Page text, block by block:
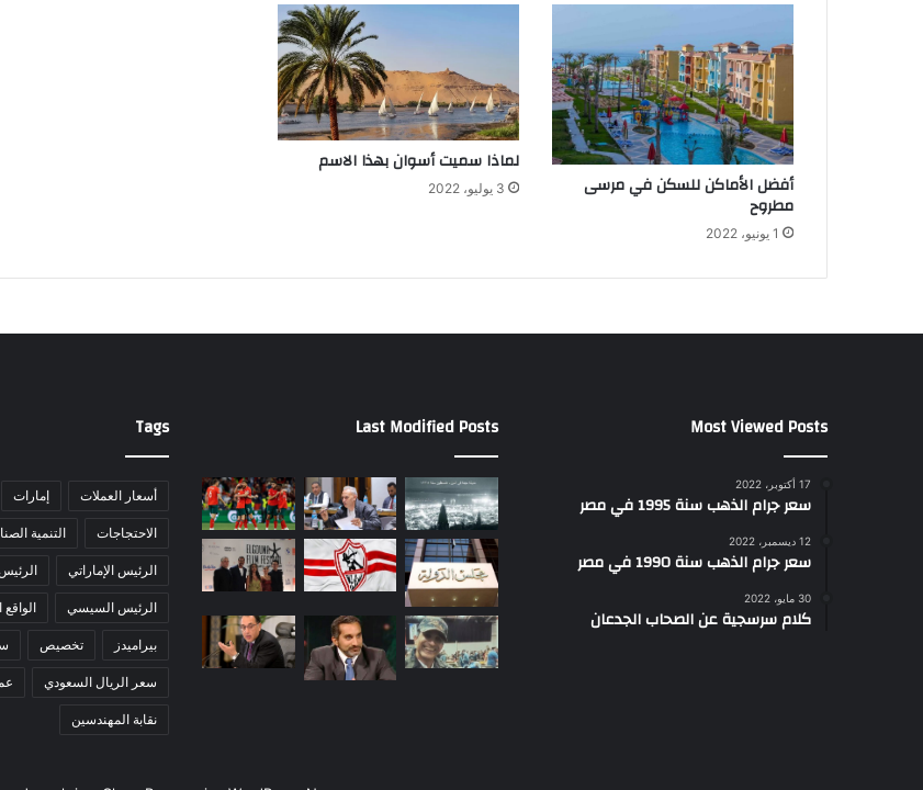
أفضل الأماكن للسكن في مرسى
مطروح
1 يونيو، 2022
لماذا سميت أسوان بهذا الاسم
3 يوليو، 2022
Most Viewed Posts
17 أكتوبر، 2022
سعر جرام الذهب سنة 1995 في مصر
12 ديسمبر، 2022
سعر جرام الذهب سنة 1990 في مصر
30 مايو، 2022
كلام سرسجية عن الصحاب الجدعان
Last Modified Posts
Tags
أسعار العملات إمارات
الاحتجاجات التنمية
الرئيس الإماراتي الرئيس
الرئيس السيسي
بيراميدز تخصيص
سعر الريال السعودي
نقابة المهندسين